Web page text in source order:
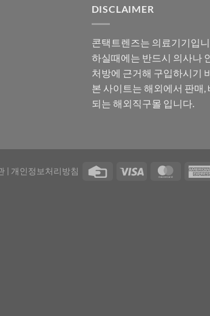
DISCLAIMER
콘택트렌즈는 의료기기입
하실때에는 반드시 의사나
처방에 근거해 구입하시기
본 사이트는 해외에서 판매,
되는 해외직구몰 입니다.
| 개인정보처리방침